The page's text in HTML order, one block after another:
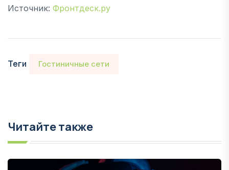
Источник: Фронтдеск.ру
Теги Гостиничные сети
Читайте также